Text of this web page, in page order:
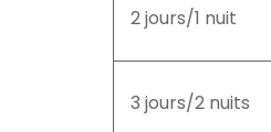
2 jours/1 nuit
3 jours/2 nuits